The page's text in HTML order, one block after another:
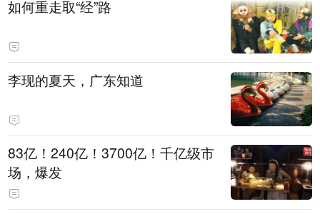
如何重走取“经”路
李现的夏天，广东知道
83亿！240亿！3700亿！千亿级市
场，爆发